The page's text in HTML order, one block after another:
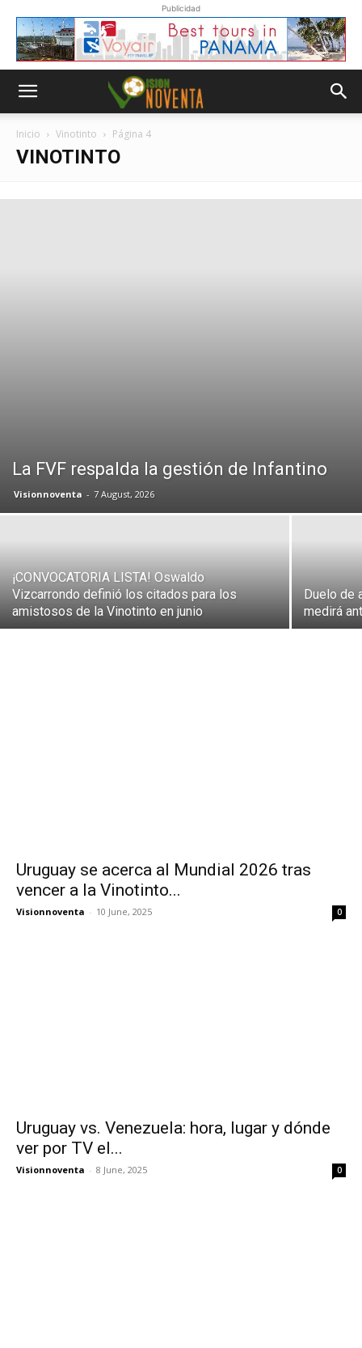
Publicidad
Inicio Vinotinto Página 4
VINOTINTO
La FVF respalda la gestión de Infantino
Visionnoventa - 7 August, 2026
¡CONVOCATORIA LISTA! Oswaldo
Vizcarrondo definió los citados para los
amistosos de la Vinotinto en junio
Duelo de
medirá
Uruguay se acerca al Mundial 2026 tras
vencer a la Vinotinto...
Visionnoventa - 10 June, 2025 0
Uruguay vs. Venezuela: hora, lugar y dónde
ver por TV el...
Visionnoventa - 8 June, 2025 0